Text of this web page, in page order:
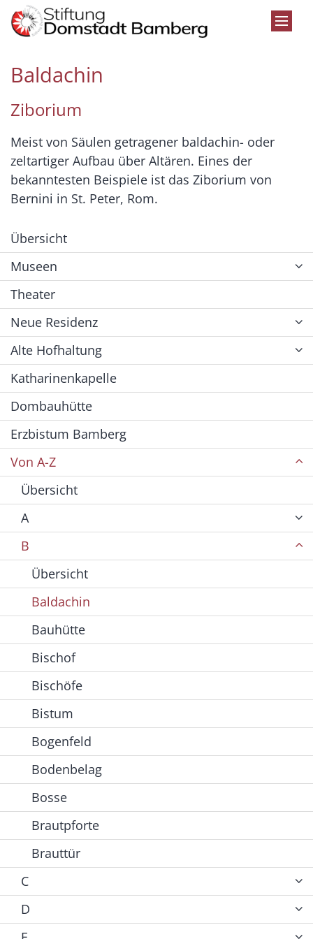
Zum Inhalt springen
Baldachin
Ziborium
Meist von Säulen getragener baldachin- oder
zeltartiger Aufbau über Altären. Eines der
bekanntesten Beispiele ist das Ziborium von
Bernini in St. Peter, Rom.
Übersicht
Museen
Theater
Neue Residenz
Alte Hofhaltung
Katharinenkapelle
Dombauhütte
Erzbistum Bamberg
Von A-Z
Übersicht
A
B
Übersicht
Baldachin
Bauhütte
Bischof
Bischöfe
Bistum
Bogenfeld
Bodenbelag
Bosse
Brautpforte
Brauttür
C
D